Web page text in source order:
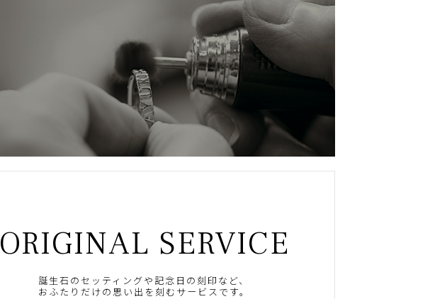
ORIGINAL SERVICE
誕生石のセッティングや記念日の刻印など、
おふたりだけの思い出を刻むサービスです。